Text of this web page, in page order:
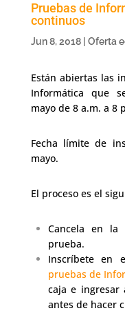
Pruebas de
continuos
Jun 8, 2018| Oferta
Están abiertas las
Informática que
mayo de 8 a.m. a 8
Fecha límite de
mayo.
El proceso es el
Cancela en la
prueba.
Inscríbete en
pruebas de
caja e ingresar
antes de hacer